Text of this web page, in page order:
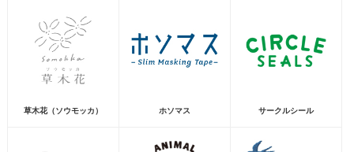
草木花（ソウモッカ） ホソマス サークルシール